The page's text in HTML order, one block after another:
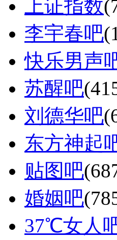
上证指数
李宇春吧
快乐男声
苏醒吧
刘德华吧
东方神起
贴图吧
婚姻吧
37℃女人